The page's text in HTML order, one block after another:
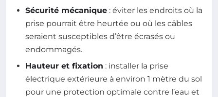
Sécurité mécanique : éviter les endroits où la
prise pourrait être heurtée ou où les câbles
seraient susceptibles d’être écrasés ou
endommagés.
Hauteur et fixation : installer la prise
électrique extérieure à environ 1 mètre du sol
pour une protection optimale contre l’eau et